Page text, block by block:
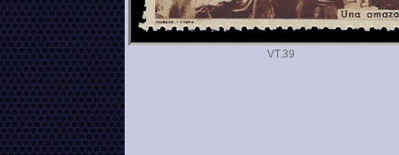
VT.